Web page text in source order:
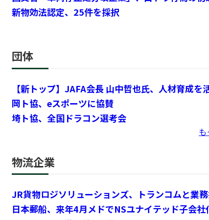
会長が代表を務める千曲運輸（小諸市）が各自治体の飲
衛生用品といった物資を集め、トーシン（井出幸義社長
トラック協会以外の団体にも取り組みは広がっている。
月29日付で小野孝則会長を本部長とする災害支援対策本
義援金の受け付けなどを行う方針を示した。
ビスは他にプレーヤーがほとんどいないと認識してい
られており、同サービスを受託する顧客の領域を広げた
さらに「地方を中心にこれから人手不足が進み、人
努めながら、顧客の課題解決に貢献していく」と意気込
を始めるなど、海産物を新鮮な状態で山陽エリアの消
26年5月にはエブリイホーミイHDが島根県に、6月に
ので続けやすい」「販路が広がった」といった声が届
同社は「山陰・山陽エリア間の物流機能をさらに強化
新物効法認定、25件を採択
団体
【新トップ】JAFA会長 山中哲也氏、人材育成を
岡ト協、eスポーツに協賛
埼ト協、全国ドラコン選考会
も
物流企業
JR貨物ロジソリューションズ、トランコムと業
日本郵船、来年4月メドでNSユナイテッド子会社